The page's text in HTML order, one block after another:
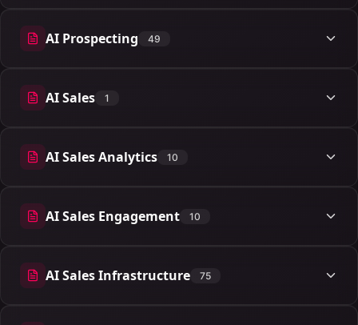
AI Prospecting 49
49 articles
AI Sales 1
1 articles
AI Sales Analytics 10
10 articles
AI Sales Engagement 10
10 articles
AI Sales Infrastructure 75
75 articles